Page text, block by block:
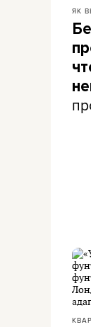
ЯК